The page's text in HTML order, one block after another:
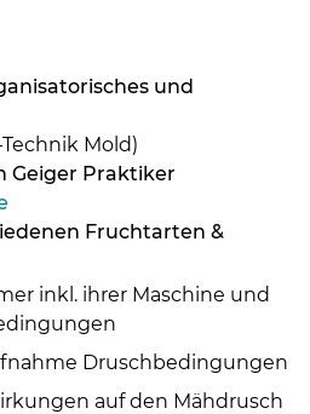
und
Mold)
Geiger Praktiker
Fruchtarten &
inkl. ihrer Maschine und
Druschbedingungen
auf den Mähdrusch